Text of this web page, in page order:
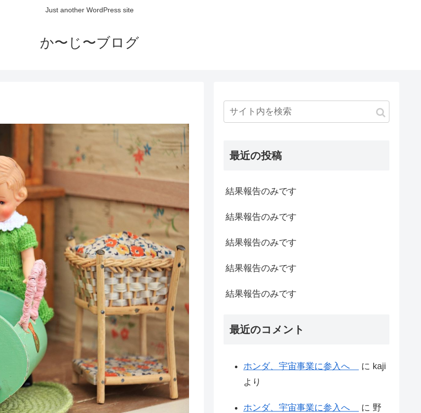
Just another WordPress site
か〜じ〜ブログ
最近の投稿
結果報告のみです
結果報告のみです
結果報告のみです
結果報告のみです
結果報告のみです
最近のコメント
ホンダ、宇宙事業に参入へ に kaji
より
ホンダ、宇宙事業に参入へ に 野